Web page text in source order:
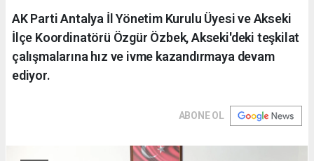
AK Parti Antalya İl Yönetim Kurulu Üyesi ve Akseki
İlçe Koordinatörü Özgür Özbek, Akseki'deki teşkilat
çalışmalarına hız ve ivme kazandırmaya devam
ediyor.
ABONE OL